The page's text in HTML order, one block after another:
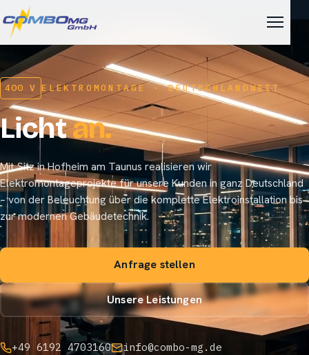
400 V ELEKTROMONTAGE · DEUTSCHLANDWEIT
Lichtan.
Mit Sitz in Hofheim am Taunus realisieren wir
Elektromontageprojekte für unsere Kunden in ganz Deutschland
– von der Beleuchtung über die komplette Elektroinstallation bis
zur modernen Gebäudetechnik.
Anfrage stellen
Unsere Leistungen
+49 6192 4703160 info@combo-mg.de